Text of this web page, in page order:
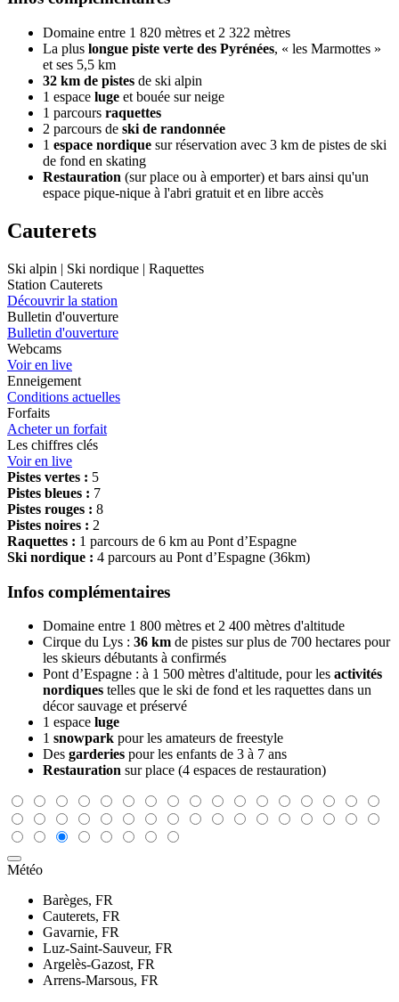
Domaine entre 1 820 mètres et 2 322 mètres
La plus longue piste verte des Pyrénées, « les Marmottes »
et ses 5,5 km
32 km de pistes de ski alpin
1 espace luge et bouée sur neige
1 parcours raquettes
2 parcours de ski de randonnée
1 espace nordique sur réservation avec 3 km de pistes de ski
de fond en skating
Restauration (sur place ou à emporter) et bars ainsi qu'un
espace pique-nique à l'abri gratuit et en libre accès
Cauterets
Ski alpin | Ski nordique | Raquettes
Station Cauterets
Découvrir la station
Bulletin d'ouverture
Bulletin d'ouverture
Webcams
Voir en live
Enneigement
Conditions actuelles
Forfaits
Acheter un forfait
Les chiffres clés
Voir en live
Pistes vertes : 5
Pistes bleues : 7
Pistes rouges : 8
Pistes noires : 2
Raquettes : 1 parcours de 6 km au Pont d’Espagne
Ski nordique : 4 parcours au Pont d’Espagne (36km)
Infos complémentaires
Domaine entre 1 800 mètres et 2 400 mètres d'altitude
Cirque du Lys : 36 km de pistes sur plus de 700 hectares pour
les skieurs débutants à confirmés
Pont d’Espagne : à 1 500 mètres d'altitude, pour les activités
nordiques telles que le ski de fond et les raquettes dans un
décor sauvage et préservé
1 espace luge
1 snowpark pour les amateurs de freestyle
Des garderies pour les enfants de 3 à 7 ans
Restauration sur place (4 espaces de restauration)
Météo
Barèges, FR
Cauterets, FR
Gavarnie, FR
Luz-Saint-Sauveur, FR
Argelès-Gazost, FR
Arrens-Marsous, FR